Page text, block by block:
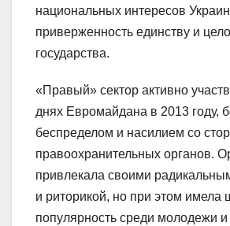
национальных интересов
приверженность единству и
государства.
«Правый» сектор активно
днях Евромайдана в 2013 году,
беспределом и насилием со
правоохранительных органов.
привлекала своими
и риторикой, но при этом имела
популярность среди молодежи и